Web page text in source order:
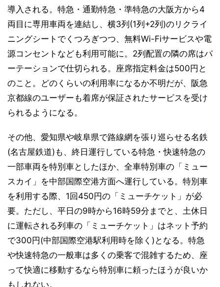
導入される。特急・通勤特急・準特急の大阪方から4
両目に専用車両を連結し、横3列(1列+2列)のリクライ
ニングシートでくつろぎつつ、無料Wi-Fiサービスや電
源コンセントなども利用可能に。2列配置の隣の席はパ
ーテーションで仕切られる。座席指定料金は500円と
のこと。どのくらいの利用率になるか不明だが、阪急
京都線のユーザーも着席が保証されたサービスを受け
られるようになる。
その他、愛知県や岐阜県で路線網を張り巡らせる名鉄
(名古屋鉄道)も、終日運行している特急・快速特急の
一部車両を特別車としたほか、全車特別車の「ミュー
スカイ」を中部国際空港方面へ運行している。特別車
を利用する際、1回450円の「ミューチケット」が必
要。ただし、平日の9時から16時59分までと、土休日
に運転される列車の「ミューチケット」はネット予約
で300円(中部国際空港駅利用時を除く)となる。特急
や快速特急の一般車は多くの乗客で混雑するため、座
って快適に移動するなら特別車に頼ったほうが良いか
もしれない。